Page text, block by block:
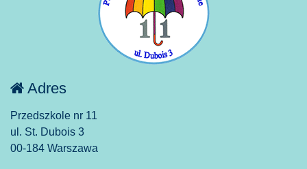
Adres
Przedszkole nr 11
ul. St. Dubois 3
00-184 Warszawa